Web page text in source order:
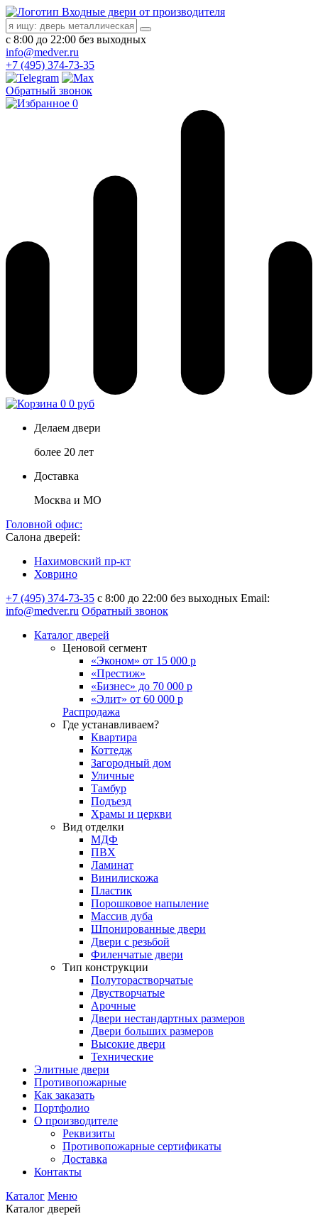
Входные двери от производителя
с 8:00 до 22:00 без выходных
info@medver.ru
+7 (495) 374-73-35
Обратный звонок
0
0 0 руб
Делаем двери
более 20 лет
Доставка
Москва и МО
Головной офис:
Салона дверей:
Нахимовский пр-кт
Ховрино
+7 (495) 374-73-35 с 8:00 до 22:00 без выходных Email:
info@medver.ru Обратный звонок
Каталог дверей
Ценовой сегмент
«Эконом» от 15 000 р
«Престиж»
«Бизнес» до 70 000 р
«Элит» от 60 000 р
Распродажа
Где устанавливаем?
Квартира
Коттедж
Загородный дом
Уличные
Тамбур
Подъезд
Храмы и церкви
Вид отделки
МДФ
ПВХ
Ламинат
Винилискожа
Пластик
Порошковое напыление
Массив дуба
Шпонированные двери
Двери с резьбой
Филенчатые двери
Тип конструкции
Полуторастворчатые
Двустворчатые
Арочные
Двери нестандартных размеров
Двери больших размеров
Высокие двери
Технические
Элитные двери
Противопожарные
Как заказать
Портфолио
О производителе
Реквизиты
Противопожарные сертификаты
Доставка
Контакты
Каталог Меню
Каталог дверей